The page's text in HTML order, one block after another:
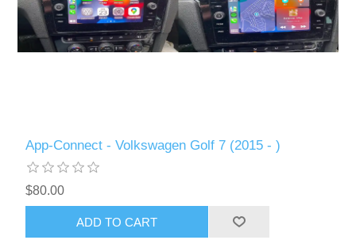
App-Connect - Volkswagen Golf 7 (2015 - )
$80.00
ADD TO CART